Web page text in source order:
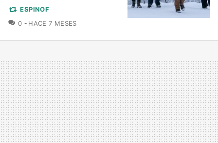
ESPINOF
0 COMENTARIOS
HACE 7 MESES